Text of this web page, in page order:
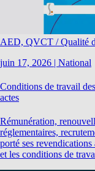
AED, QVCT / Qualité
juin 17, 2026 | National
Conditions de travail
actes
Rémunération,
réglementaires,
porté ses
et les conditions de